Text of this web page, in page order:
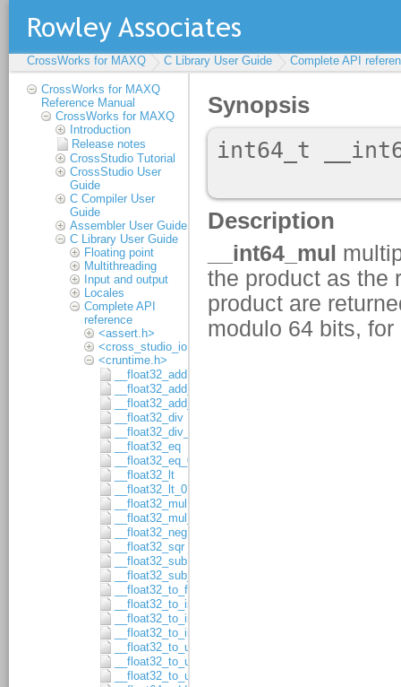
CrossWorks for MAXQ C Library User Guide Complete API
CrossWorks for MAXQ
Reference Manual
CrossWorks for MAXQ
Introduction
Release notes
CrossStudio Tutorial
CrossStudio User
Guide
C Compiler User
Guide
Assembler User Guide
C Library User Guide
Floating point
Multithreading
Input and output
Locales
Complete API
reference
<assert.h>
<cross_studio_io.h>
<cruntime.h>
__float32_add
__float32_add_1
__float32_add_asgn
__float32_div
__float32_div_asgn
__float32_eq
__float32_eq_0
__float32_lt
__float32_lt_0
__float32_mul
__float32_mul_asgn
__float32_neg
__float32_sqr
__float32_sub
__float32_sub_asgn
__float32_to_float64
__float32_to_int16
__float32_to_int32
__float32_to_int64
__float32_to_uint16
__float32_to_uint32
__float32_to_uint64